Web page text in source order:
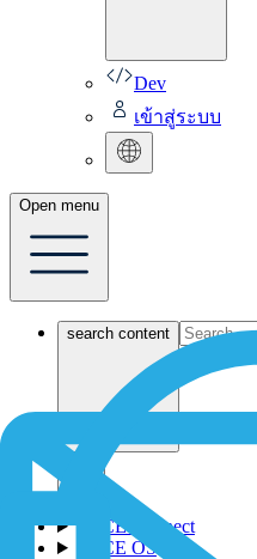
Dev
เข้าสู่ระบบ
Open menu
search content
1NCE Connect
1NCE OS